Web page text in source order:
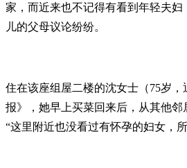
家，而近来也不记得有看到年轻夫
儿的父母议论纷纷。
住在该座组屋二楼的沈女士（75岁
报》，她早上买菜回来后，从其他邻
“这里附近也没看过有怀孕的妇女，